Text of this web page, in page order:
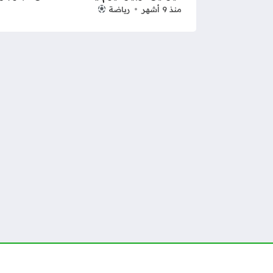
منذ 9 أشهر رياضة